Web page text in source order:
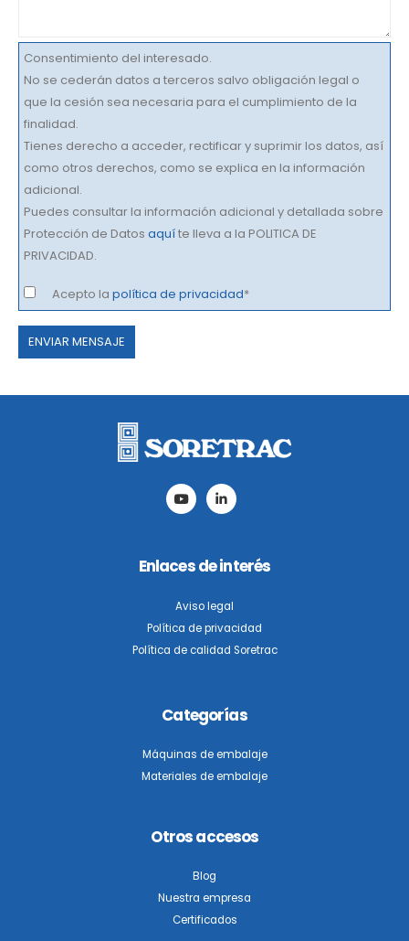
Consentimiento del interesado.
No se cederán datos a terceros salvo obligación legal o
que la cesión sea necesaria para el cumplimiento de la
finalidad.
Tienes derecho a acceder, rectificar y suprimir los datos, así
como otros derechos, como se explica en la información
adicional.
Puedes consultar la información adicional y detallada sobre
Protección de Datos aquíte lleva a la POLITICA DE
PRIVACIDAD.
Acepto la política de privacidad*
Por
favor,
este
Enlaces de interés
Aviso legal
Política de privacidad
Política de calidad Soretrac
Categorías
Máquinas de embalaje
Materiales de embalaje
Otros accesos
Blog
Nuestra empresa
Certificados